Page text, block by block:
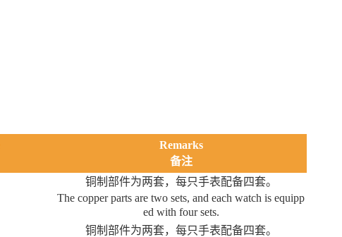
Remarks
备注
铜制部件为两套，每只手表配备四套。
The copper parts are two sets, and each watch is equipp
ed with four sets.
铜制部件为两套，每只手表配备四套。